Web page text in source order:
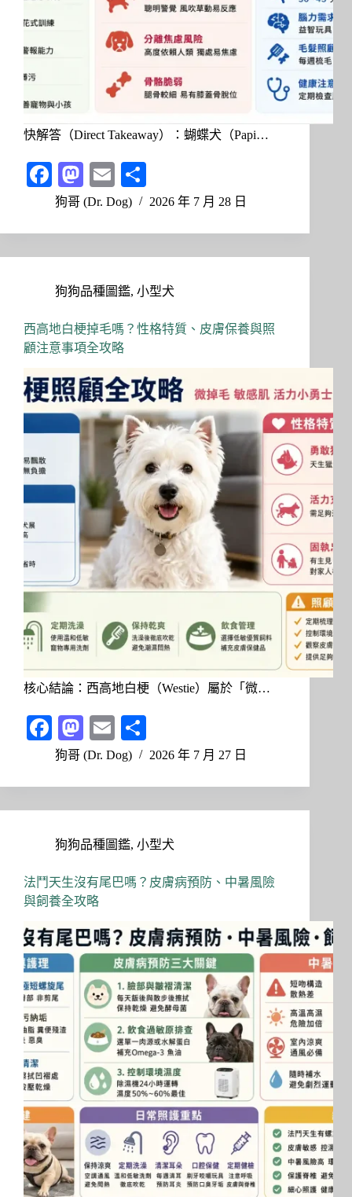
快解答（Direct Takeaway）：蝴蝶犬（Papi…
Fa
ce
ok
M
as
do
E
m
享
狗哥 (Dr. Dog) 2026 年 7 月 28 日
狗狗品種圖鑑, 小型犬
西高地白梗掉毛嗎？性格特質、皮膚保養與照
顧注意事項全攻略
核心結論：西高地白梗（Westie）屬於「微…
Fa
ce
ok
M
as
do
E
m
享
狗哥 (Dr. Dog) 2026 年 7 月 27 日
狗狗品種圖鑑, 小型犬
法鬥天生沒有尾巴嗎？皮膚病預防、中暑風險
與飼養全攻略